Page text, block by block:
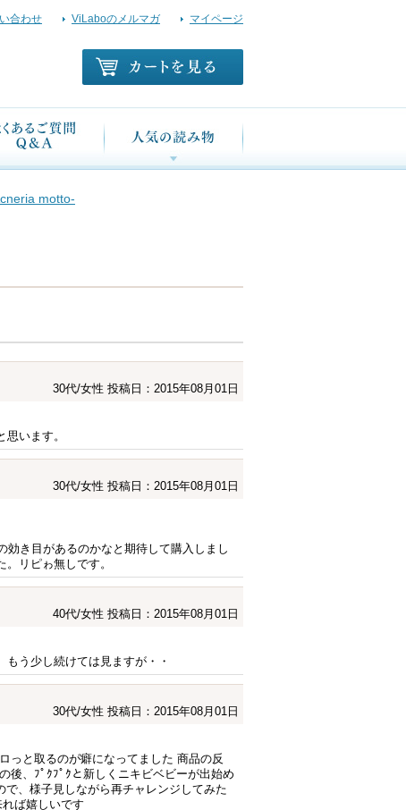
合わせ ViLaboのメルマガ マイページ
motto-
30代/女性 投稿日：2015年08月01日
います。
30代/女性 投稿日：2015年08月01日
き目があるのかなと期待して購入しまし
リピゎ無しです。
40代/女性 投稿日：2015年08月01日
う少し続けては見ますが・・
30代/女性 投稿日：2015年08月01日
っと取るのが癖になってました 商品の反
後、ﾌﾟｸﾌﾟｸと新しくニキビベビーが出始め
、様子見しながら再チャレンジしてみた
ば嬉しいです